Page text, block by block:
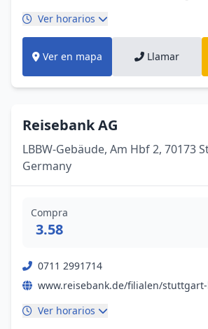
Ver horarios
Ver en mapa Llamar
Reisebank AG
LBBW-Gebäude, Am Hbf 2, 70173
Germany
Compra
3.58
0711 2991714
Ver horarios